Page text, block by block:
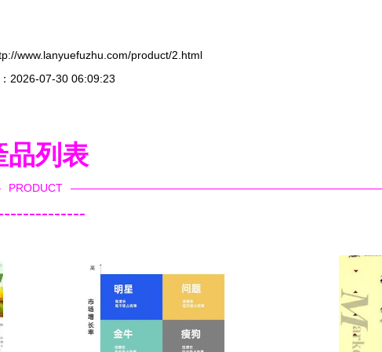
www.lanyuefuzhu.com/product/2.html
2026-07-30 06:09:23
品列表
PRODUCT